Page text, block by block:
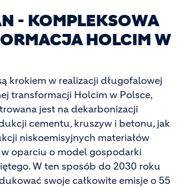
- KOMPLEKSOWA
HOLCIM W
krokiem w realizacji długofalowej
transformacji Holcim w Polsce,
jest na dekarbonizacji
cementu, kruszyw i betonu, jak
niskoemisyjnych materiałów
oparciu o model gospodarki
W ten sposób do 2030 roku
swoje całkowite emisje o 55